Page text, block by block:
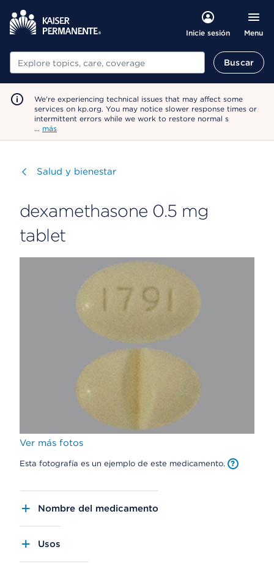
Inicie sesión Menu
Buscar Buscar
We're experiencing technical issues that may affect some
services on kp.org. You may notice slower response times or
intermittent errors while we work to restore normal s
… más
Visitar
Salud y bienestar
dexamethasone 0.5 mg
tablet
Ver más fotos
Esta fotografía es un ejemplo de este medicamento.
Nombre del medicamento
Usos